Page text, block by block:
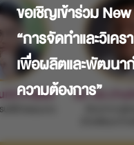
ขอเชิญเข้าร่วม
“การจัดทำและวิเค
เพื่อผลิตและพัฒนา
ความต้องการ”